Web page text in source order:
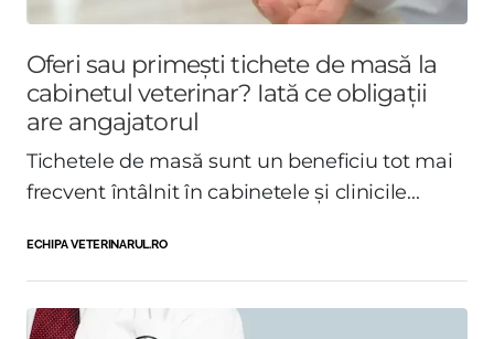
Oferi sau primești tichete de masă la
cabinetul veterinar? Iată ce obligații
are angajatorul
Tichetele de masă sunt un beneficiu tot mai
frecvent întâlnit în cabinetele și clinicile...
ECHIPA VETERINARUL.RO